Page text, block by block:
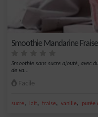
Smoothie Mandarine Fraise
Smoothie sans sucre ajouté, avec
de va...
Facile
sucre, lait, fraise, vanille, purée